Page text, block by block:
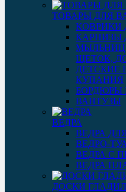
ТОВАРЫ ДЛЯ
КОВРИКИ
КАРНИЗЫ
ЩЕТОК,
ДЕТСКИЕ
КУПАНИЯ
БОРДЮРЫ
ВАНТУЗЫ
ВЕДРА
ВЕДРА
ВЕДРО-
ВЕДРА С
ВЕДРА
ДОСКИ